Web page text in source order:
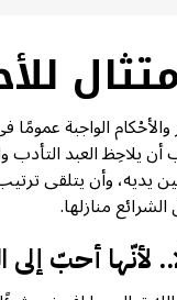
والأحْكام الواجبة عمومًا
يلاحِظ العبد التأدب
يديه، وأن يتلقى
منازلها.
لأنّها أحبّ إلى